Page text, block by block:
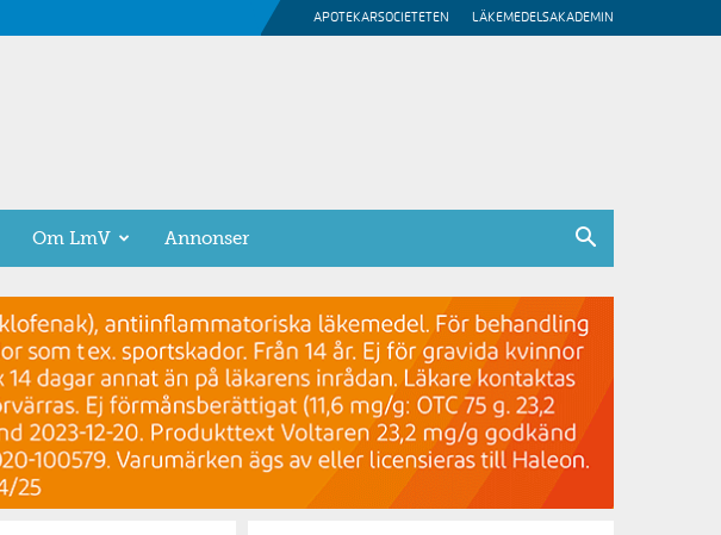
APOTEKARSOCIETETEN LÄKEMEDELSAKADEMIN
Om LmV Annonser